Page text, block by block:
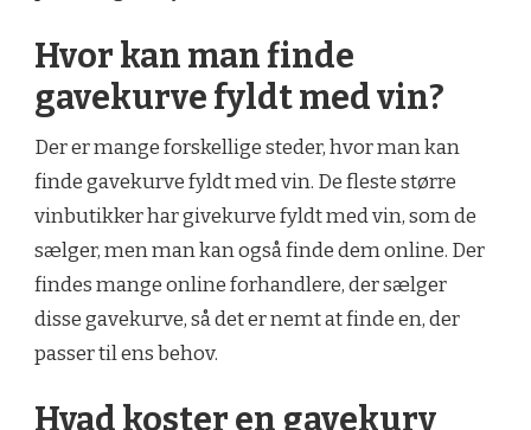
Hvor kan man finde
gavekurve fyldt med vin?
Der er mange forskellige steder, hvor man kan
finde gavekurve fyldt med vin. De fleste større
vinbutikker har givekurve fyldt med vin, som de
sælger, men man kan også finde dem online. Der
findes mange online forhandlere, der sælger
disse gavekurve, så det er nemt at finde en, der
passer til ens behov.
Hvad koster en gavekurv